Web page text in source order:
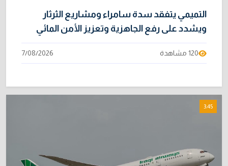
التميمي يتفقد سدة سامراء ومشاريع الثرثار
ويشدد على رفع الجاهزية وتعزيز الأمن المائي
120 مشاهدة 7/08/2026
3:45